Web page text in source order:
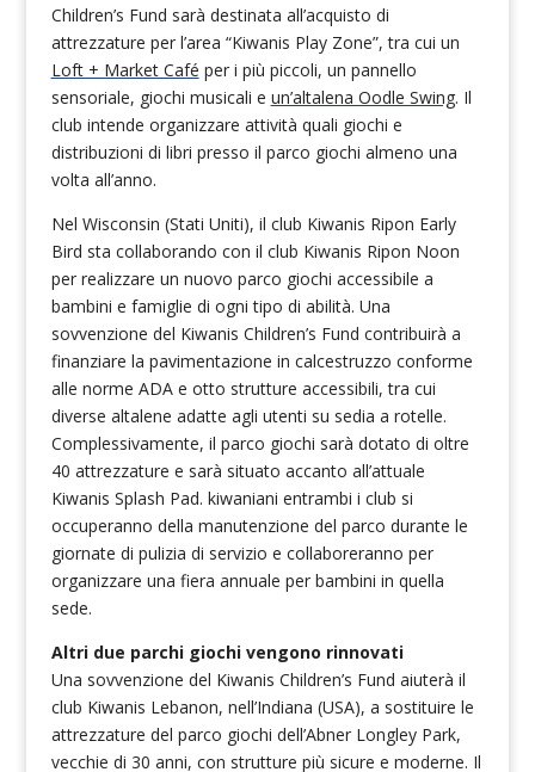
Children’s Fund sarà destinata all’acquisto di
attrezzature per l’area “Kiwanis Play Zone”, tra cui un
Loft + Market Café per i più piccoli, un pannello
sensoriale, giochi musicali e un’altalena Oodle Swing. Il
club intende organizzare attività quali giochi e
distribuzioni di libri presso il parco giochi almeno una
volta all’anno.
Nel Wisconsin (Stati Uniti), il club Kiwanis Ripon Early
Bird sta collaborando con il club Kiwanis Ripon Noon
per realizzare un nuovo parco giochi accessibile a
bambini e famiglie di ogni tipo di abilità. Una
sovvenzione del Kiwanis Children’s Fund contribuirà a
finanziare la pavimentazione in calcestruzzo conforme
alle norme ADA e otto strutture accessibili, tra cui
diverse altalene adatte agli utenti su sedia a rotelle.
Complessivamente, il parco giochi sarà dotato di oltre
40 attrezzature e sarà situato accanto all’attuale
Kiwanis Splash Pad. kiwaniani entrambi i club si
occuperanno della manutenzione del parco durante le
giornate di pulizia di servizio e collaboreranno per
organizzare una fiera annuale per bambini in quella
sede.
Altri due parchi giochi vengono rinnovati
Una sovvenzione del Kiwanis Children’s Fund aiuterà il
club Kiwanis Lebanon, nell’Indiana (USA), a sostituire le
attrezzature del parco giochi dell’Abner Longley Park,
vecchie di 30 anni, con strutture più sicure e moderne. Il